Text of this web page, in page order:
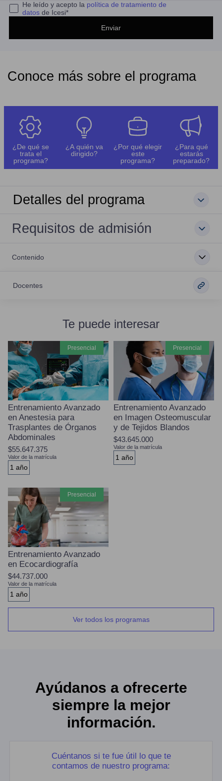
He leído y acepto la política de tratamiento de
datosde Icesi*
Conoce más sobre el programa
¿De qué se
trata el
programa?
¿A quién va
dirigido?
¿Por qué elegir
este
programa?
¿Para qué
estarás
preparado?
Detalles del programa
Requisitos de admisión
Contenido
Docentes
Te puede interesar
presencial
Entrenamiento Avanzado
en Anestesia para
Trasplantes de Órganos
Abdominales
$55.647.375
Valor de la matrícula
1 año
presencial
Entrenamiento Avanzado
en Imagen Osteomuscular
y de Tejidos Blandos
$43.645.000
Valor de la matrícula
1 año
presencial
Entrenamiento Avanzado
en Ecocardiografía
$44.737.000
Valor de la matrícula
1 año
Ver todos los programas
Ayúdanos a ofrecerte
siempre la mejor
información.
Cuéntanos si te fue útil lo que te
contamos de nuestro programa: